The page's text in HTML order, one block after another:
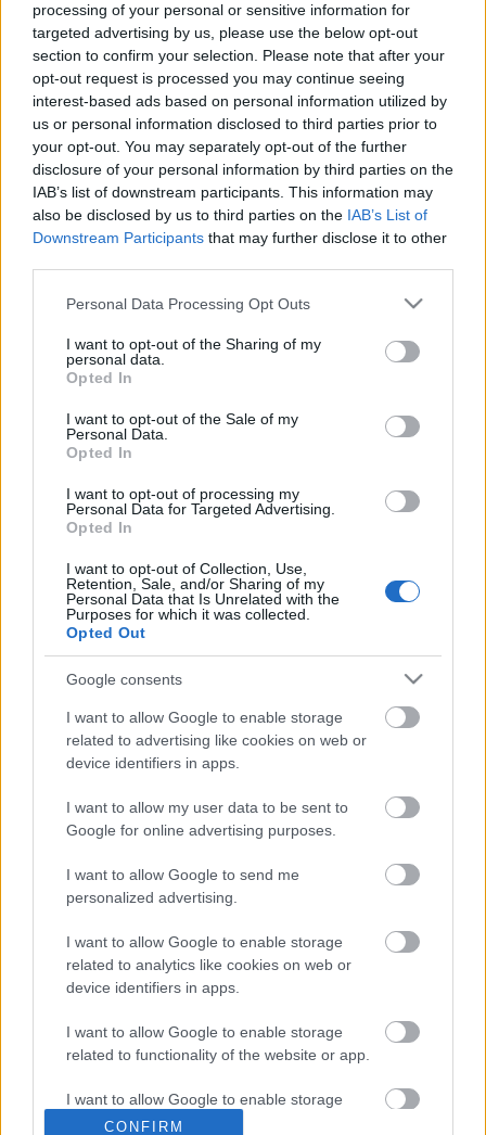
processing of your personal or sensitive information for
targeted advertising by us, please use the below opt-out
section to confirm your selection. Please note that after your
opt-out request is processed you may continue seeing
interest-based ads based on personal information utilized by
us or personal information disclosed to third parties prior to
your opt-out. You may separately opt-out of the further
disclosure of your personal information by third parties on the
IAB’s list of downstream participants. This information may
also be disclosed by us to third parties on the IAB’s List of
Downstream Participants that may further disclose it to other
Please note that this website/app uses one or more Google
not limited to your visit or usage behaviour. You may click to
grant or deny consent to Google and its third-party tags to
use your data for below specified purposes in below Google
consent section.
Personal Data Processing Opt Outs
I want to opt-out of the Sharing of my
personal data.
Opted In
I want to opt-out of the Sale of my
Personal Data.
Opted In
I want to opt-out of processing my
Personal Data for Targeted Advertising.
Opted In
I want to opt-out of Collection, Use,
Retention, Sale, and/or Sharing of my
Personal Data that Is Unrelated with the
Purposes for which it was collected.
Opted Out
Google consents
I want to allow Google to enable storage
related to advertising like cookies on web or
device identifiers in apps.
I want to allow my user data to be sent to
Google for online advertising purposes.
I want to allow Google to send me
personalized advertising.
I want to allow Google to enable storage
related to analytics like cookies on web or
device identifiers in apps.
I want to allow Google to enable storage
related to functionality of the website or app.
I want to allow Google to enable storage
related to personalization.
CONFIRM
Vonatot a kertbe!
Megyeri Szabolcs•2014. április 05.
Kissé furán hangzik a cím, főleg a legutóbbi, kerti
baleseteket taglaló írásom után, de most nem a
kertbe robogó Intercityről lesz szó, hanem egy
igencsak furcsa hóbortról. A kert általában a
kerttulajdonosok sajátbejáratú, kicsinyített
univerzuma, ahol a gondos gazda igyekszik…
Fesd a mohát a falra!
Meghökkentő, különleges, vagy épp divatosan
környezetbarát dekoráció rengeteg akad, a pinterest
és a számos DIY-oldal roskadoznak a használható,
szép, olykor pedig kissé nyakatekert ötletektől, ám
amiről most szó lesz, az túltesz az összes általános
jópofa tippen. A…
Kerti gyerekcsalogatók
Bejegyzés alcíme...
Megyeri Szabolcs•2013. május 31.
Gyakori, mondhatni visszatérő témám a
gyermekbarát kert, melynek főbb ismérvei, hogy
mentes a mérgező növényektől, a veszélyt jelentő
tereptárgyaktól, a rosszul rögzített aknafedelektől és
biztonságossá alakítás. Ez azonban csak…
Szökőkutakról...
Megyeri Szabolcs•2013. április 05.
Az élet minden területének megvannak a maga
túlkapásai, amiket a köznyelv gyakran
olyan dolgok viselését, birtoklását jelenti, melyek
nagyzolóak, kihívóan drágák és funkciójuk nem